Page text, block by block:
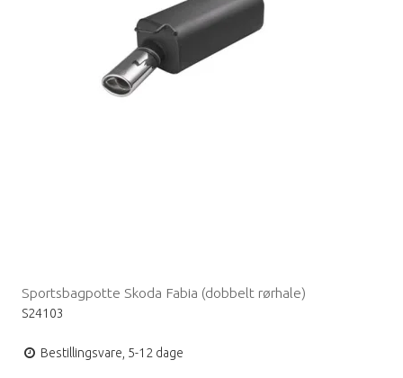
Sportsbagpotte Skoda Fabia (dobbelt rørhale)
S24103
Bestillingsvare, 5-12 dage